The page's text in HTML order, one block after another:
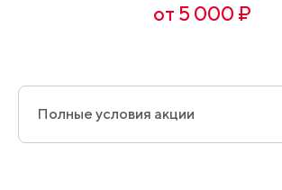
от 5 000 ₽
Полные условия акции